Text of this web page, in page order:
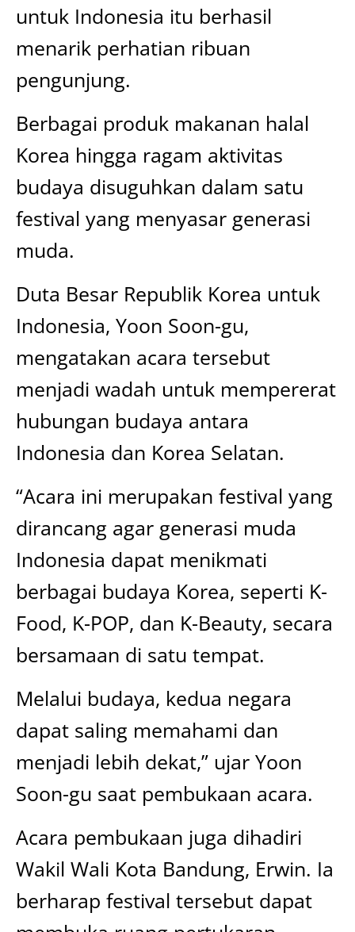
untuk Indonesia itu berhasil
menarik perhatian ribuan
pengunjung.
Berbagai produk makanan halal
Korea hingga ragam aktivitas
budaya disuguhkan dalam satu
festival yang menyasar generasi
muda.
Duta Besar Republik Korea untuk
Indonesia, Yoon Soon-gu,
mengatakan acara tersebut
menjadi wadah untuk mempererat
hubungan budaya antara
Indonesia dan Korea Selatan.
“Acara ini merupakan festival yang
dirancang agar generasi muda
Indonesia dapat menikmati
berbagai budaya Korea, seperti K-
Food, K-POP, dan K-Beauty, secara
bersamaan di satu tempat.
Melalui budaya, kedua negara
dapat saling memahami dan
menjadi lebih dekat,” ujar Yoon
Soon-gu saat pembukaan acara.
Acara pembukaan juga dihadiri
Wakil Wali Kota Bandung, Erwin. Ia
berharap festival tersebut dapat